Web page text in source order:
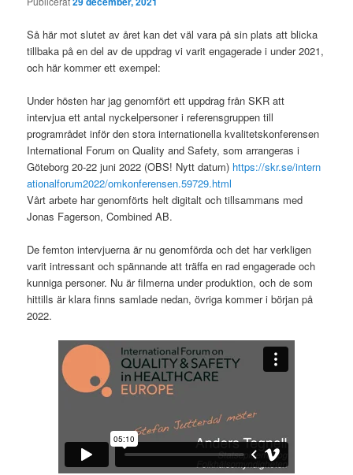
Så här mot slutet av året kan det väl vara på sin plats att blicka
tillbaka på en del av de uppdrag vi varit engagerade i under 2021,
och här kommer ett exempel:
Under hösten har jag genomfört ett uppdrag från SKR att
intervjua ett antal nyckelpersoner i referensgruppen till
programrådet inför den stora internationella kvalitetskonferensen
International Forum on Quality and Safety, som arrangeras i
Göteborg 20-22 juni 2022 (OBS! Nytt datum) https://skr.se/intern
ationalforum2022/omkonferensen.59729.html
Vårt arbete har genomförts helt digitalt och tillsammans med
Jonas Fagerson, Combined AB.
De femton intervjuerna är nu genomförda och det har verkligen
varit intressant och spännande att träffa en rad engagerade och
kunniga personer. Nu är filmerna under produktion, och de som
hittills är klara finns samlade nedan, övriga kommer i början på
2022.